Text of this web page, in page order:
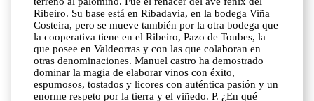
Ribeiro. Su base está en Ribadavia, en la bodega Viña
Costeira, pero se mueve también por la otra bodega que
la cooperativa tiene en el Ribeiro, Pazo de Toubes, la
que posee en Valdeorras y con las que colaboran en
otras denominaciones. Manuel castro ha demostrado
dominar la magia de elaborar vinos con éxito,
espumosos, tostados y licores con auténtica pasión y un
enorme respeto por la tierra y el viñedo. P. ¿En qué